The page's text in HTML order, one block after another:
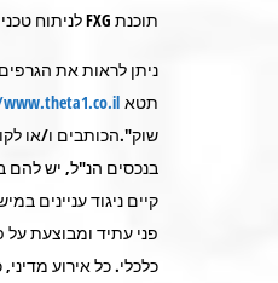
תוכנת FXG לניתוח טכני.
ניתן לראות את
תטא
שוק".הכותבים ו/או
בנכסים הנ"ל, יש להם
קיים ניגוד עניינים
פני עתיד ומבוצעת על
כלכלי. כל אירוע